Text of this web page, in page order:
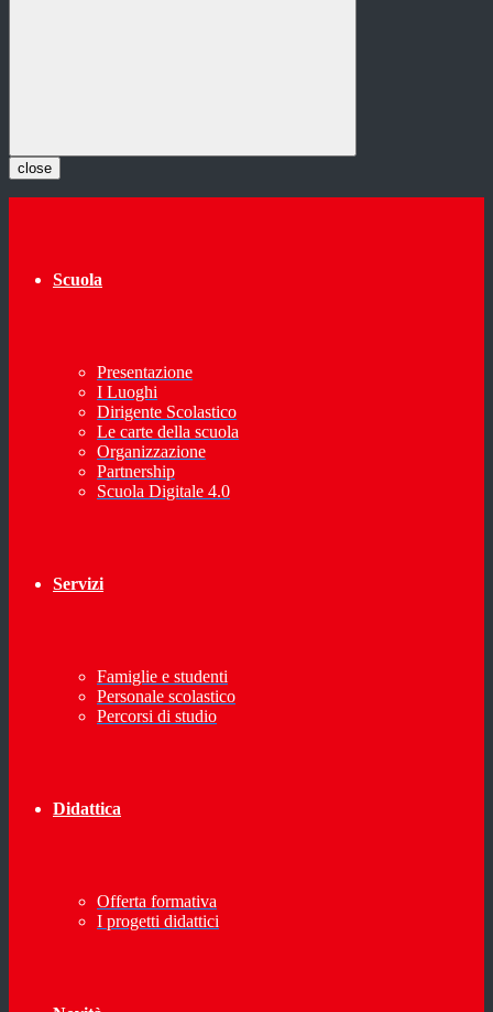
close
Scuola
Presentazione
I Luoghi
Dirigente Scolastico
Le carte della scuola
Organizzazione
Partnership
Scuola Digitale 4.0
Servizi
Famiglie e studenti
Personale scolastico
Percorsi di studio
Didattica
Offerta formativa
I progetti didattici